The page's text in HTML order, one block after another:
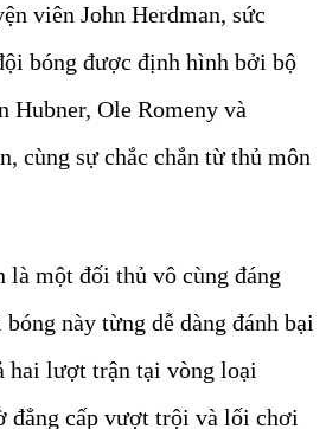
viên John Herdman, sức
bóng được định hình bởi bộ
Hubner, Ole Romeny và
cùng sự chắc chắn từ thủ môn
là một đối thủ vô cùng đáng
này từng dễ dàng đánh bại
hai lượt trận tại vòng loại
đẳng cấp vượt trội và lối chơi